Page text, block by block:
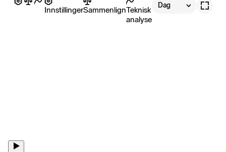
InnstillingerSammenlignTeknisk
analyse
Dag